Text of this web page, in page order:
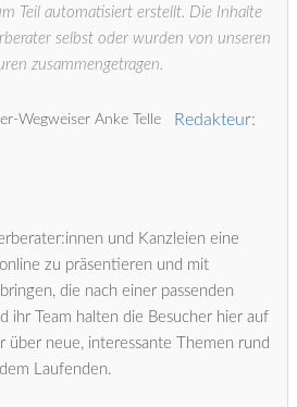
Teil automatisiert erstellt. Die Inhalte
selbst oder wurden von unseren
zusammengetragen.
Redakteur:
und Kanzleien eine
zu präsentieren und mit
die nach einer passenden
ihr Team halten die Besucher hier auf
über neue, interessante Themen rund
Laufenden.